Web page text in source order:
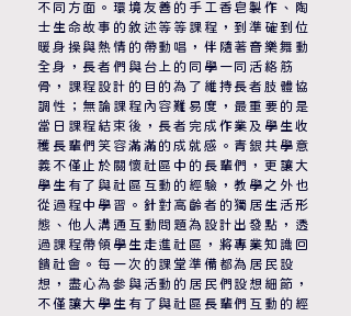
不同方面。環境友善的手工香皂製作、陶
士生命故事的敘述等等課程，到準確到位
暖身操與熱情的帶動唱，伴隨著音樂舞動
全身，長者們與台上的同學一同活絡筋
骨，課程設計的目的為了維持長者肢體協
調性；無論課程內容難易度，最重要的是
當日課程結束後，長者完成作業及學生收
穫長輩們笑容滿滿的成就感。青銀共學意
義不僅止於關懷社區中的長輩們，更讓大
學生有了與社區互動的經驗，教學之外也
從過程中學習。針對 高齡者的獨居生活形
態、他人溝通互動問題為設計出發點 ，透
過課程帶領學生走進社區，將專業知識回
饋社會。每一次的課堂準備都為居民設
想，盡心為參與活動的居民們設想細節，
不僅讓大學生有了與社區長輩們互動的經